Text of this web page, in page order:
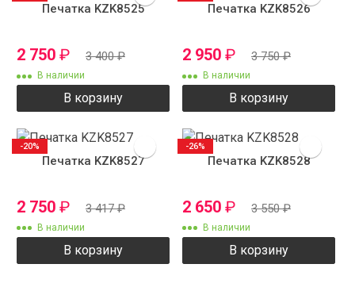
Печатка KZK8525
2 750 ₽ 3 400₽
В наличии
В корзину
Печатка KZK8526
2 950 ₽ 3 750₽
В наличии
В корзину
Печатка KZK8527
2 750 ₽ 3 417₽
В наличии
В корзину
-20%
Печатка KZK8528
2 650 ₽ 3 550₽
В наличии
В корзину
-26%